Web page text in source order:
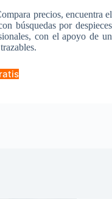
precios, encuentra el
búsquedas por despieces
con el apoyo de un